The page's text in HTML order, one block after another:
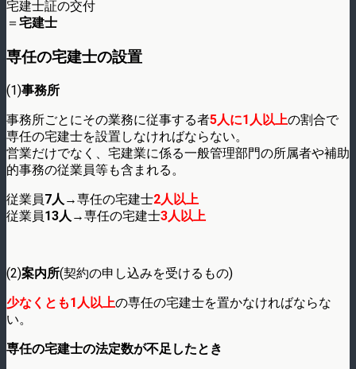
宅建士証の交付
＝ 宅建士
専任の宅建士の設置
(1)事務所
事務所ごとにその業務に従事する者5人に1人以上の割合で
専任の宅建士を設置しなければならない。
営業だけでなく、宅建業に係る一般管理部門の所属者や補助
的事務の従業員等も含まれる。
従業員7人 →専任の宅建士2人以上
従業員13人 →専任の宅建士3人以上
(2)案内所(契約の申し込みを受けるもの)
少なくとも1人以上の専任の宅建士を置かなければならな
い。
専任の宅建士の法定数が不足したとき